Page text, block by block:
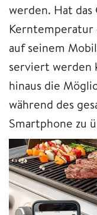
werden. Hat
auf seinem
serviert werden
hinaus die
während des
Smartphone zu